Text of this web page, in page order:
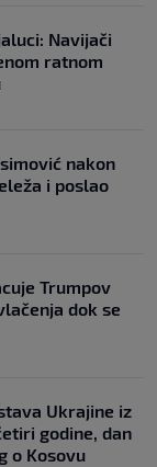
Navijači
ratnom
nakon
i poslao
Trumpov
dok se
Ukrajine iz
godine, dan
o Kosovu